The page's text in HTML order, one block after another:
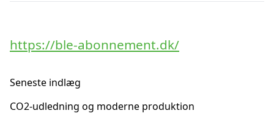
https://ble-abonnement.dk/
Seneste indlæg
CO2-udledning og moderne produktion